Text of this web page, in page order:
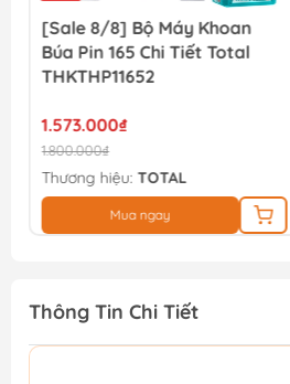
[Sale 8/8] Bộ Máy Khoan
Búa Pin 165 Chi Tiết Total
THKTHP11652
1.573.000₫
1.800.000₫
Thương hiệu: TOTAL
Mua ngay
Thông Tin Chi Tiết